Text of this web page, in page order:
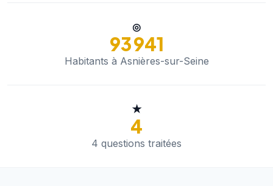
◎
93 941
Habitants à Asnières-sur-Seine
★
4
4 questions traitées